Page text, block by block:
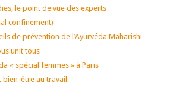
le point de vue des experts
confinement)
de prévention de l’Ayurvéda Maharishi
unit tous
« spécial femmes » à Paris
être au travail